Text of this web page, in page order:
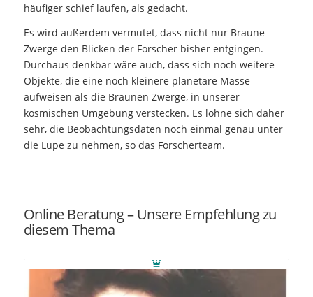
häufiger schief laufen, als gedacht.
Es wird außerdem vermutet, dass nicht nur Braune
Zwerge den Blicken der Forscher bisher entgingen.
Durchaus denkbar wäre auch, dass sich noch weitere
Objekte, die eine noch kleinere planetare Masse
aufweisen als die Braunen Zwerge, in unserer
kosmischen Umgebung verstecken. Es lohne sich daher
sehr, die Beobachtungsdaten noch einmal genau unter
die Lupe zu nehmen, so das Forscherteam.
Online Beratung – Unsere Empfehlung zu
diesem Thema